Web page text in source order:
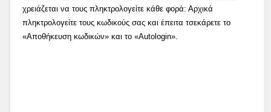
χρειάζεται να τους πληκτρολογείτε κάθε φορά: Αρχικά
πληκτρολογείτε τους κωδικούς σας και έπειτα τσεκάρετε το
«Αποθήκευση κωδικών» και το «Autologin».